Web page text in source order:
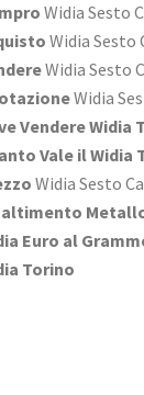
Widia Sesto
Widia Sesto
Widia Sesto
Widia
Vendere Widia
Vale il Widia
Widia Sesto
Euro al
Torino